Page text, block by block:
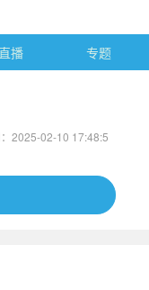
播 专题
2025-02-10 17:48:5